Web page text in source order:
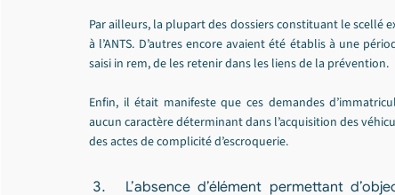
Par ailleurs, la plupart des dossiers constituant le scellé
à l’ANTS. D’autres encore avaient été établis à une
saisi in rem, de les retenir dans les liens de la prévention.
Enfin, il était manifeste que ces demandes
aucun caractère déterminant dans l’acquisition des
des actes de complicité d’escroquerie.